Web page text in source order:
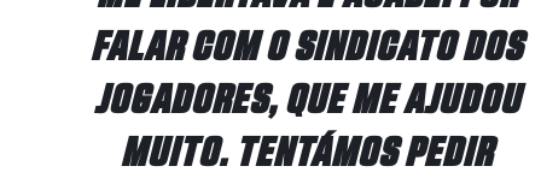
FALAR COM O SINDICATO DOS
JOGADORES, QUE ME AJUDOU
MUITO. TENTÁMOS PEDIR